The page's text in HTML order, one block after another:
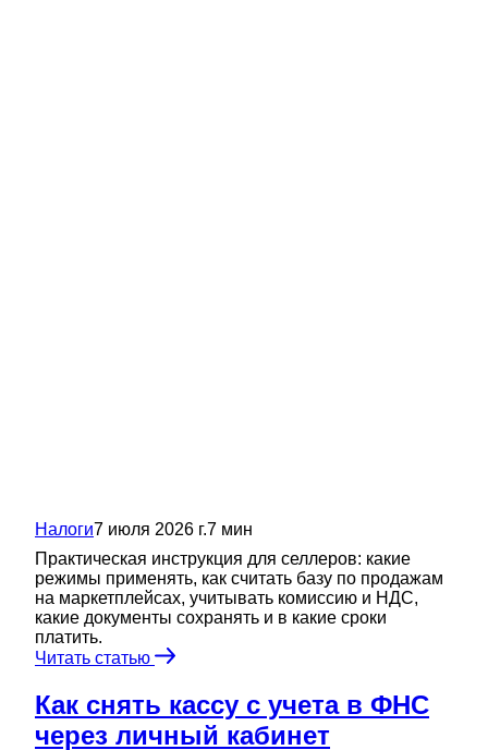
Налоги7 июля 2026 г.7 мин
Практическая инструкция для селлеров: какие
режимы применять, как считать базу по продажам
на маркетплейсах, учитывать комиссию и НДС,
какие документы сохранять и в какие сроки
платить.
Читать статью
Как снять кассу с учета в ФНС
через личный кабинет